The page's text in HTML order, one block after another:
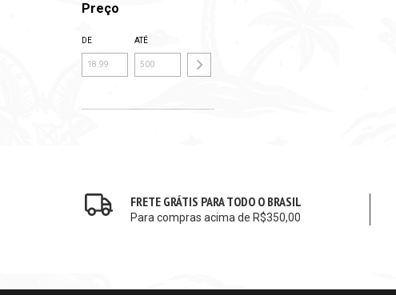
Preço
DE ATÉ
FRETE GRÁTIS PARA TODO O BRASIL
Para compras acima de R$350,00